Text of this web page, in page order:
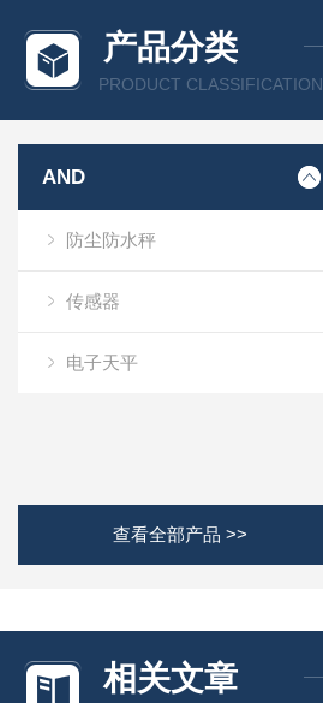
产品分类
PRODUCT CLASSIFICATION
AND
防尘防水秤
传感器
电子天平
查看全部产品 >>
相关文章